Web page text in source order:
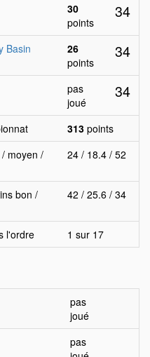
30
points
34
Basin
26
points
34
pas
joué
34
313 points
moyen /
24 / 18.4 / 52
bon /
42 / 25.6 / 34
l'ordre 1 sur 17
pas
joué
pas